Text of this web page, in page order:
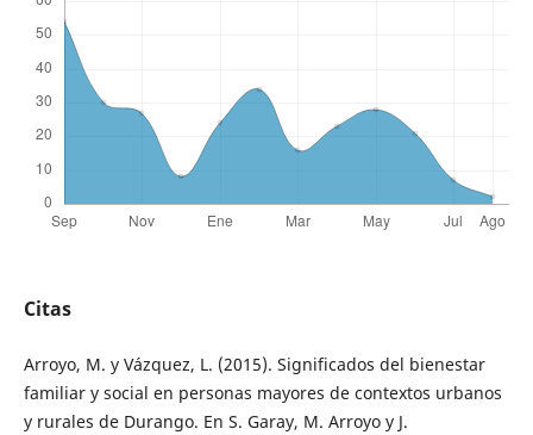
Citas
Arroyo, M. y Vázquez, L. (2015). Significados del bienestar
familiar y social en personas mayores de contextos urbanos
y rurales de Durango. En S. Garay, M. Arroyo y J.